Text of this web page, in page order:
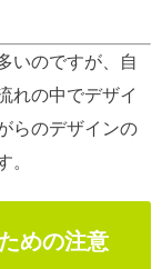
いのですが、自
れの中でデザイ
らのデザインの
。
めの注意